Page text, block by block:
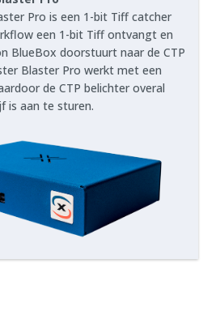
Pro is een 1-bit Tiff catcher
een 1-bit Tiff ontvangt en
BlueBox doorstuurt naar de CTP
Blaster Pro werkt met een
de CTP belichter overal
is aan te sturen.